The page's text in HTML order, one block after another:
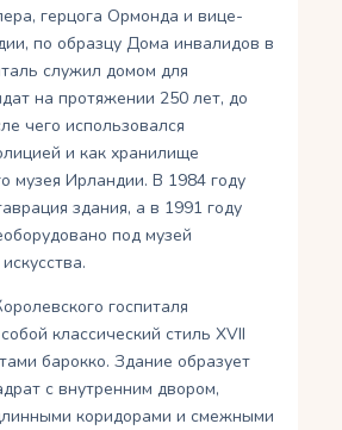
герцога Ормонда и вице-
по образцу Дома инвалидов в
служил домом для
на протяжении 250 лет, до
чего использовался
и как хранилище
музея Ирландии. В 1984 году
здания, а в 1991 году
под музей
госпиталя
классический стиль XVII
барокко. Здание образует
с внутренним двором,
коридорами и смежными